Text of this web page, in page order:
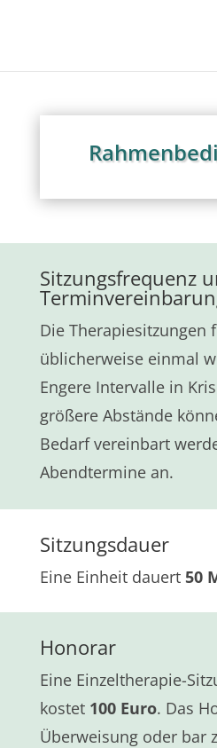
Sitzungsfrequenz
Die Therapiesitzungen
üblicherweise einmal
Engere Intervalle in
größere Abstände
Bedarf vereinbart
Abendtermine an.
Sitzungsdauer
Eine Einheit dauert 50
Honorar
Eine Einzeltherapie-
kostet 100 Euro. Das
Überweisung oder bar